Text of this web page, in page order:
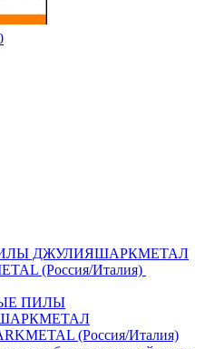
ДЖУЛИЯШАРКМЕТАЛ
(Россия/Италия)
ПИЛЫ
(Россия/Италия)